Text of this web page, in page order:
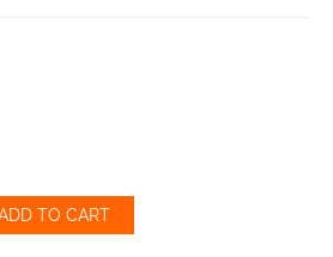
TO CART